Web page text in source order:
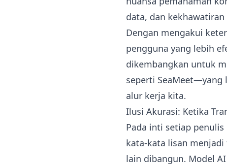
data, dan
Dengan mengakui
pengguna yang lebih
dikembangkan untuk
seperti SeaMeet—yang
alur kerja kita.
Ilusi Akurasi: Ketika
Pada inti setiap
kata-kata lisan
lain dibangun. Model